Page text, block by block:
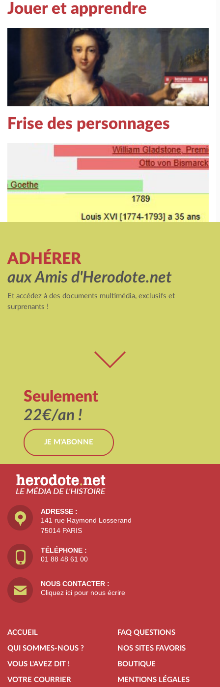
Jouer et apprendre
Frise des personnages
ADHÉRER
aux Amis d'Herodote.net
Et accédez à des documents multimédia, exclusifs et
surprenants !
Seulement
22€/an !
JE M'ABONNE
ADRESSE :
141 rue Raymond Losserand
75014 PARIS
TÉLÉPHONE :
01 88 48 61 00
NOUS CONTACTER :
Cliquez ici pour nous écrire
ACCUEIL
QUI SOMMES-NOUS ?
VOUS L'AVEZ DIT !
VOTRE COURRIER
FAQ QUESTIONS
NOS SITES FAVORIS
BOUTIQUE
MENTIONS LÉGALES